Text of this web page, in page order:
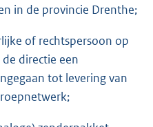
in de provincie Drenthe;
of rechtspersoon op
directie een
tot levering van